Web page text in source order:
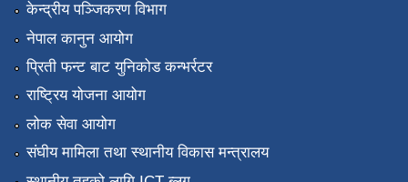
केन्द्रीय पञ्जिकरण विभाग
नेपाल कानुन आयोग
प्रिती फन्ट बाट युनिकोड कन्भर्रटर
राष्ट्रिय योजना आयोग
लोक सेवा आयोग
संघीय मामिला तथा स्थानीय विकास मन्त्रालय